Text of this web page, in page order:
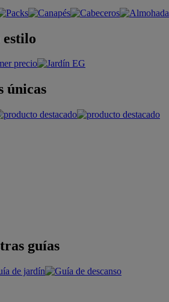
estilo
únicas
guías